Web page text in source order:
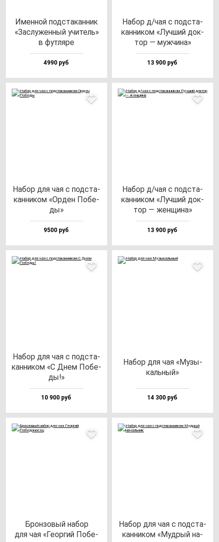
Имен­ной под­ста­кан­ник
«Зас­лу­жен­ный учи­тель»
в фут­ля­ре
4990 руб
Набор д/чая с под­ста­
кан­ни­ком «Луч­ший док­
тор — муж­чи­на»
13 900 руб
Набор для чая с под­ста­
кан­ни­ком «Орден Побе­
ды»
9500 руб
Набор д/чая с под­ста­
кан­ни­ком «Луч­ший док­
тор — жен­щи­на»
13 900 руб
Набор для чая с под­ста­
кан­ни­ком «С Днем Побе­
ды!»
10 900 руб
Набор для чая «Музы­
каль­ный»
14 300 руб
Брон­зо­вый на­бор
для чая «Геор­гий Побе­
Набор для чая с под­ста­
кан­ни­ком «Муд­рый на­